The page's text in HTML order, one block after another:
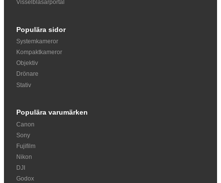
Visselblåsarportal
Populära sidor
Systemkameror
Kompaktkameror
Objektiv
Drönare
Stativ
Populära varumärken
Canon
Sony
Fujifilm
Nikon
DJI
Godox